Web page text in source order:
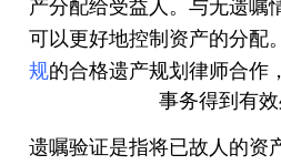
产分配给受益人。与无遗嘱
可以更好地控制资产的分配
规的合格遗产规划律师合作
事务得到有效
遗嘱验证是指将已故人的资